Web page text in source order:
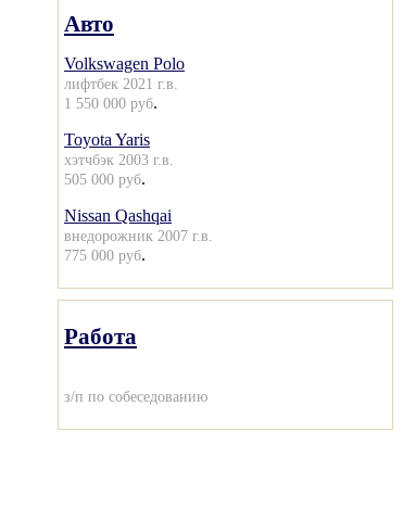
Авто
Volkswagen Polo
лифтбек 2021 г.в.
1 550 000 руб.
Toyota Yaris
хэтчбэк 2003 г.в.
505 000 руб.
Nissan Qashqai
внедорожник 2007 г.в.
775 000 руб.
Работа
з/п по собеседованию